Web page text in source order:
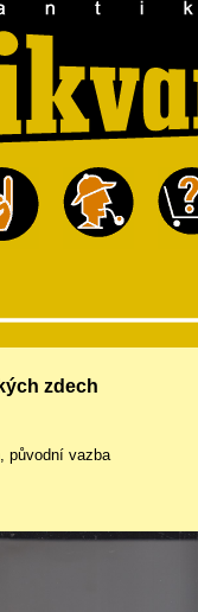
zdech
původní vazba